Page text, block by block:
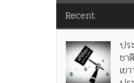
Recent
ปร
ชา
เย